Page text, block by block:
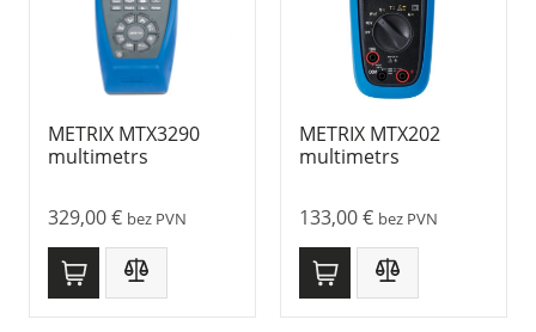
METRIX MTX3290
multimetrs
329,00€ bez PVN
METRIX MTX202
multimetrs
133,00€ bez PVN